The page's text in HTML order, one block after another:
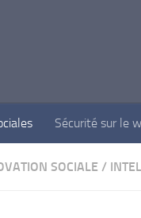
Sécurité sur le
SOCIALE /